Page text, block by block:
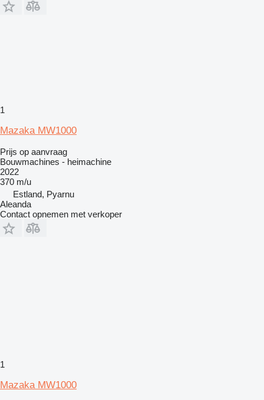
1
Mazaka MW1000
Prijs op aanvraag
Bouwmachines - heimachine
2022
370 m/u
Estland, Pyarnu
Aleanda
Contact opnemen met verkoper
1
Mazaka MW1000